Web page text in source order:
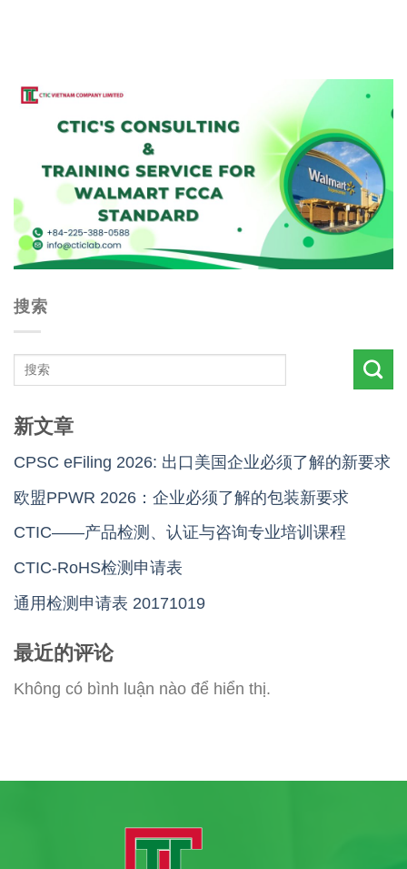
搜索
新文章
CPSC eFiling 2026: 出口美国企业必须了解的新要求
欧盟PPWR 2026：企业必须了解的包装新要求
CTIC——产品检测、认证与咨询专业培训课程
CTIC-RoHS检测申请表
通用检测申请表 20171019
最近的评论
Không có bình luận nào để hiển thị.